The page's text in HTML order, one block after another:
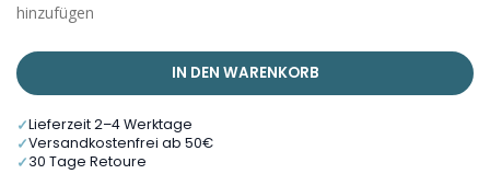
hinzufügen
IN DEN WARENKORB
✓Lieferzeit 2–4 Werktage
✓Versandkostenfrei ab 50€
✓30 Tage Retoure